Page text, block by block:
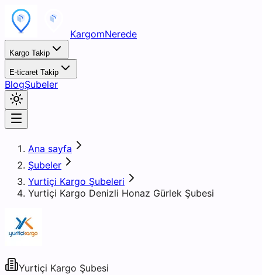
KargomNerede
Kargo Takip
E-ticaret Takip
BlogŞubeler
Ana sayfa
Şubeler
Yurtiçi Kargo Şubeleri
Yurtiçi Kargo Denizli Honaz Gürlek Şubesi
Yurtiçi Kargo Şubesi